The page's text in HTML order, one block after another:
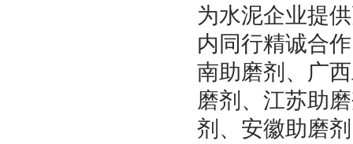
为水泥企业提
内同行精诚合
南助磨剂、广
磨剂、江苏助
剂、安徽助磨